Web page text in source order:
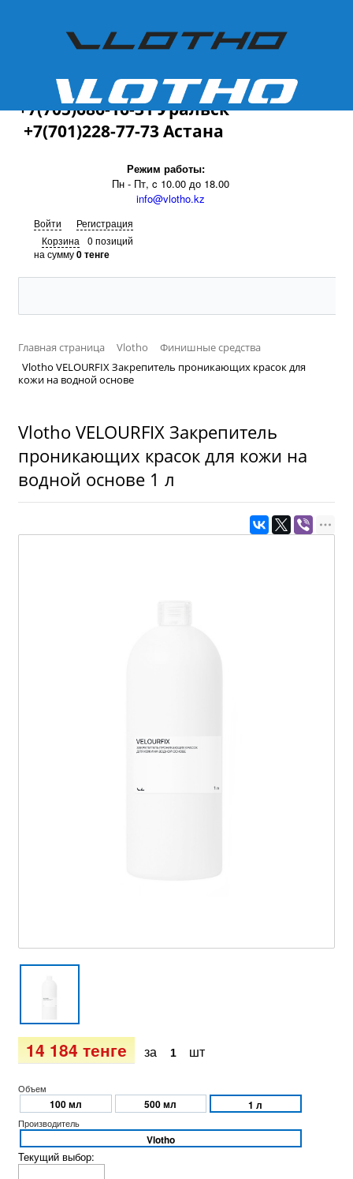
+7(701)228-77-73
+7(705)686-16-31 Уральск
+7(701)228-77-73 Астана
Режим работы:
Пн - Пт, c 10.00 до 18.00
info@vlotho.kz
Войти
Регистрация
Корзина
0 позиций
на сумму0 тенге
Главная страница Vlotho
Финишные средства
Vlotho VELOURFIX Закрепитель проникающих красок для
кожи на водной основе
Vlotho VELOURFIX Закрепитель
проникающих красок для кожи на
водной основе 1 л
14 184 тенге за шт
Объем
100 мл 500 мл 1 л
Производитель
Vlotho
Текущий выбор: